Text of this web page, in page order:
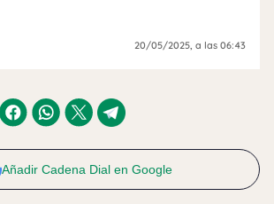
20/05/2025, a las 06:43
Añadir Cadena Dial en Google